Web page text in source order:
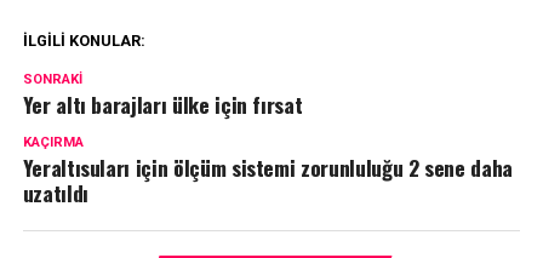
İLGILI KONULAR:
SONRAKI
Yer altı barajları ülke için fırsat
KAÇIRMA
Yeraltısuları için ölçüm sistemi zorunluluğu 2 sene daha
uzatıldı